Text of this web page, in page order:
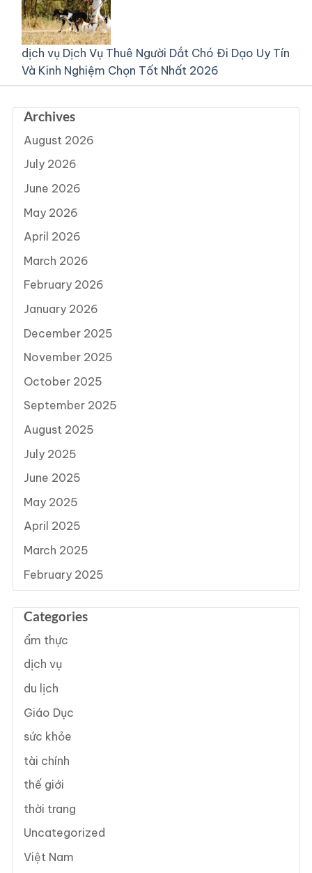
dịch vụ Dịch Vụ Thuê Người Dắt Chó Đi Dạo Uy Tín
Và Kinh Nghiệm Chọn Tốt Nhất 2026
Archives
August 2026
July 2026
June 2026
May 2026
April 2026
March 2026
February 2026
January 2026
December 2025
November 2025
October 2025
September 2025
August 2025
July 2025
June 2025
May 2025
April 2025
March 2025
February 2025
Categories
ẩm thực
dịch vụ
du lịch
Giáo Dục
sức khỏe
tài chính
thế giới
thời trang
Uncategorized
Việt Nam